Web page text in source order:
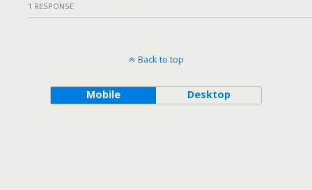
1 RESPONSE
Back to top
Mobile Desktop